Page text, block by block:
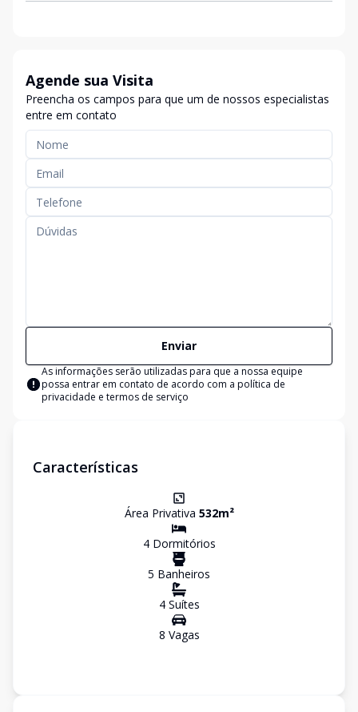
Agende sua Visita
Preencha os campos para que um de nossos especialistas
entre em contato
Enviar
As informações serão utilizadas para que a nossa equipe
possa entrar em contato de acordo com a política de
privacidade e termos de serviço
Características
Área Privativa 532m²
4Dormitórios
5 Banheiros
4Suítes
8 Vagas